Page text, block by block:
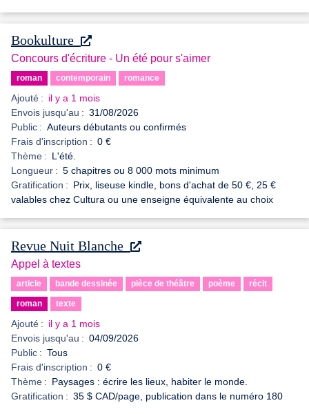
Bookulture
Concours d'écriture - Un été pour s'aimer
roman contemporain romance
Ajouté : il y a 1 mois
Envois jusqu'au : 31/08/2026
Public : Auteurs débutants ou confirmés
Frais d'inscription : 0 €
Thème : L'été.
Longueur : 5 chapitres ou 8 000 mots minimum
Gratification : Prix, liseuse kindle, bons d'achat de 50 €, 25 €
valables chez Cultura ou une enseigne équivalente au choix
Revue Nuit Blanche
Appel à textes
article bande dessinée pièce de théâtre poème récit
roman texte
Ajouté : il y a 1 mois
Envois jusqu'au : 04/09/2026
Public : Tous
Frais d'inscription : 0 €
Thème : Paysages : écrire les lieux, habiter le monde.
Gratification : 35 $ CAD/page, publication dans le numéro 180